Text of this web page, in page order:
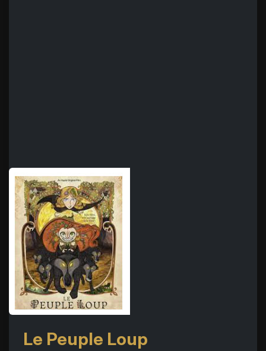
Le Peuple Loup